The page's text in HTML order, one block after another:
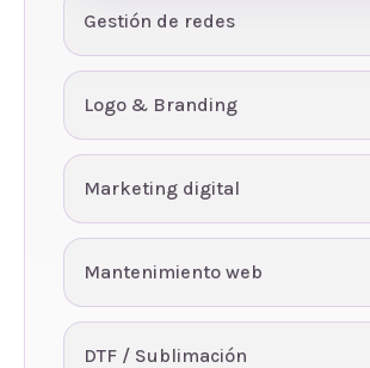
Gestión de redes
Logo & Branding
Marketing digital
Mantenimiento web
DTF / Sublimación